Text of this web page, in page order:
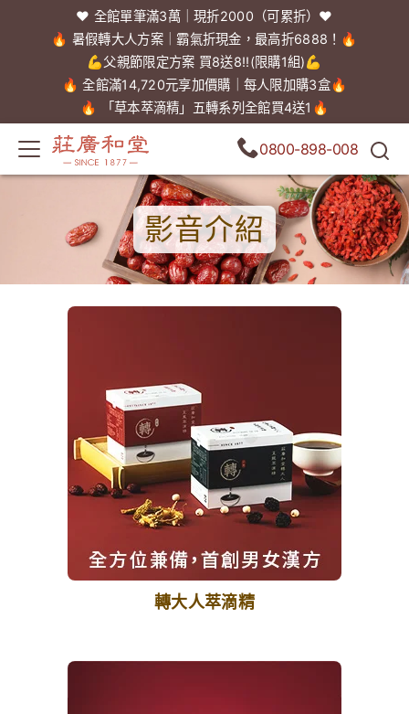
❤️ 全館單筆滿3萬｜現折2000（可累折）❤️
🔥 暑假轉大人方案｜霸氣折現金，最高折6888！🔥
💪父親節限定方案 買8送8!!(限購1組)💪
🔥 全館滿14,720元享加價購｜每人限加購3盒🔥
🔥 「草本萃滴精」五轉系列全館買4送1🔥
0800-898-008
影音介紹
轉大人萃滴精